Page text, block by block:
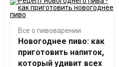
Все о пивоварении
Новогоднее пиво: как
приготовить напиток,
который удивит всех